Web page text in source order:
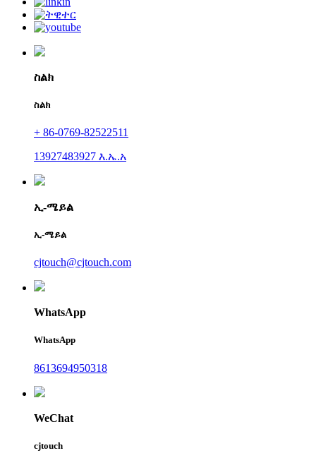
ስልክ
ስልክ
+ 86-0769-82522511
13927483927 እ.ኤ.አ
ኢ-ሜይል
ኢ-ሜይል
cjtouch@cjtouch.com
WhatsApp
WhatsApp
8613694950318
WeChat
cjtouch